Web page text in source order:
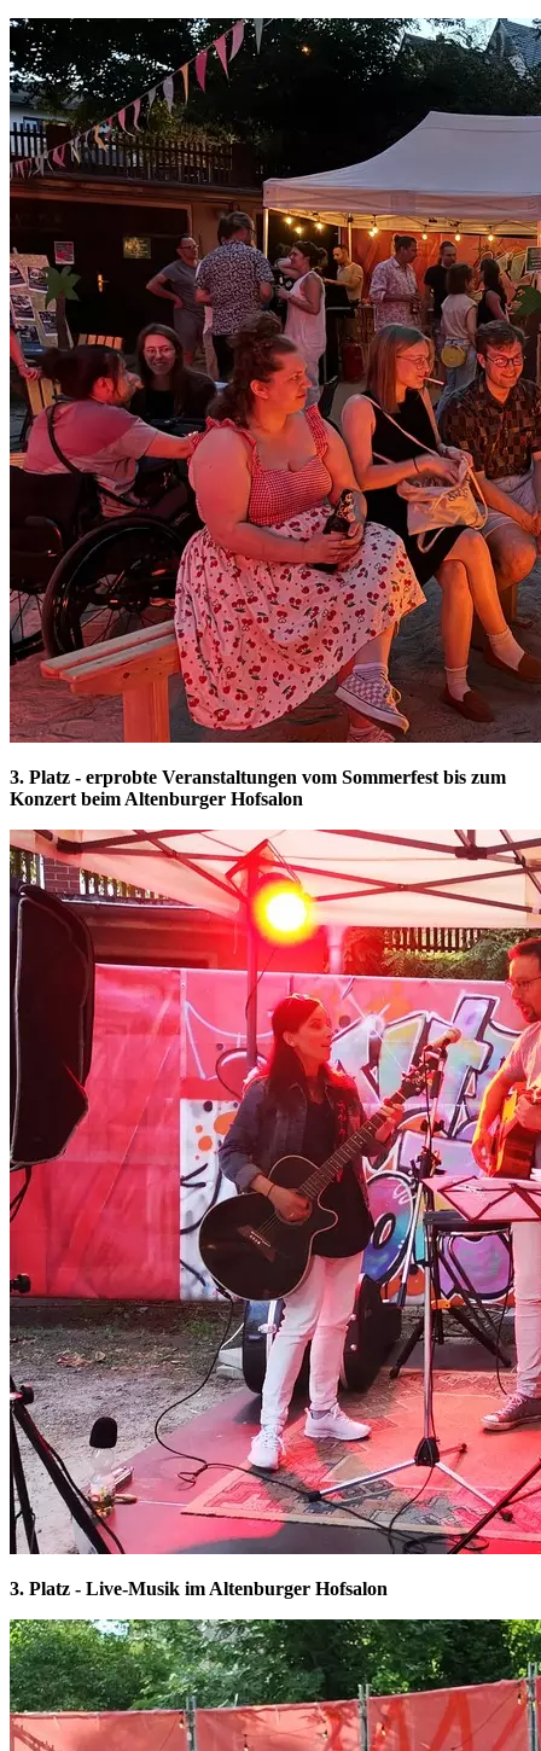
3. Platz - erprobte Veranstaltungen vom Sommerfest bis zum
Konzert beim Altenburger Hofsalon
3. Platz - Live-Musik im Altenburger Hofsalon